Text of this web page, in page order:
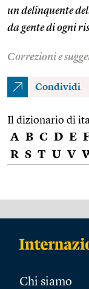
un delinquente
da gente di ogni
Correzioni e
Condividi
Il dizionario di
A B C D E
R S T U V
Chi siamo